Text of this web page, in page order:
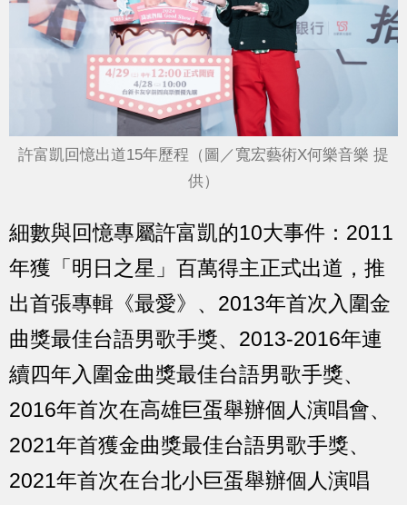
許富凱回憶出道15年歷程（圖／寬宏藝術X何樂音樂 提
供）
細數與回憶專屬許富凱的10大事件：2011
年獲「明日之星」百萬得主正式出道，推
出首張專輯《最愛》、2013年首次入圍金
曲獎最佳台語男歌手獎、2013-2016年連
續四年入圍金曲獎最佳台語男歌手獎、
2016年首次在高雄巨蛋舉辦個人演唱會、
2021年首獲金曲獎最佳台語男歌手獎、
2021年首次在台北小巨蛋舉辦個人演唱